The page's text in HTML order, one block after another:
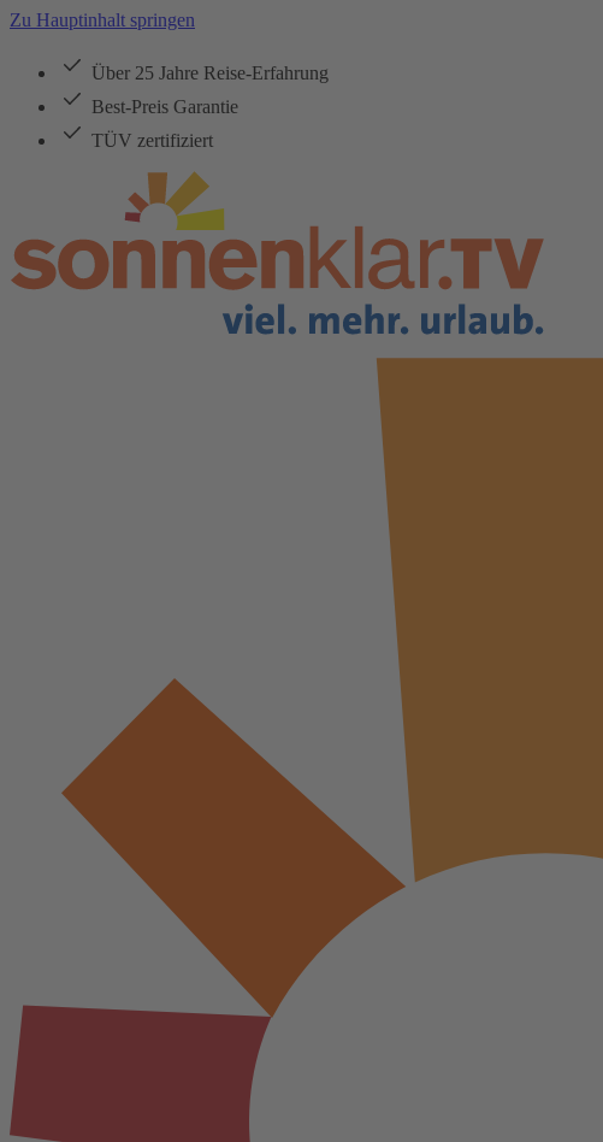
Zu Hauptinhalt springen
Über 25 Jahre Reise-Erfahrung
Best-Preis Garantie
TÜV zertifiziert